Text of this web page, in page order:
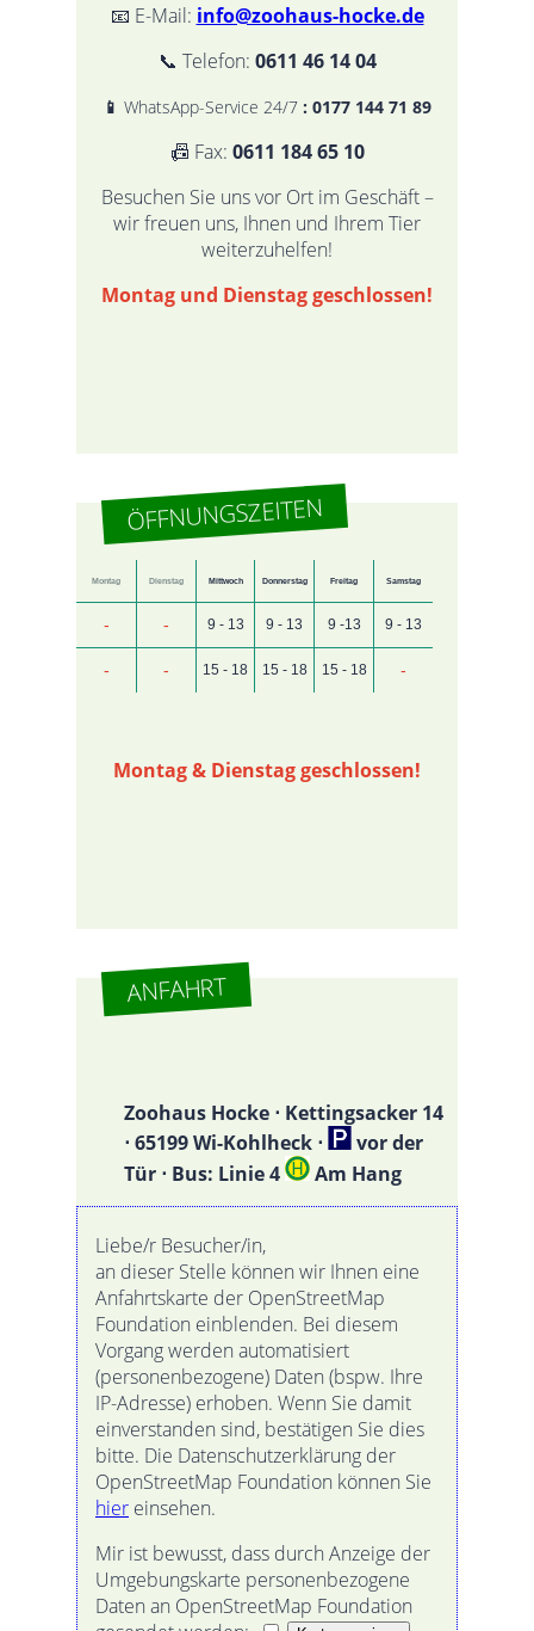
📧 E-Mail: info@zoohaus-hocke.de
📞 Telefon: 0611 46 14 04
📱 WhatsApp-Service 24/7 : 0177 144 71 89
📠 Fax: 0611 184 65 10
Besuchen Sie uns vor Ort im Geschäft –
wir freuen uns, Ihnen und Ihrem Tier
weiterzuhelfen!
Montag und Dienstag geschlossen!
ÖFFNUNGSZEITEN
Montag Dienstag Mittwoch Donnerstag Freitag Samstag
- - 9 - 13 9 - 13 9 -13 9 - 13
- - 15 - 18 15 - 18 15 - 18 -
Montag & Dienstag geschlossen!
ANFAHRT
Zoohaus Hocke ⋅ Kettingsacker 14
⋅ 65199 Wi-Kohlheck ⋅
vor der
Tür ⋅ Bus: Linie 4
Am Hang
Liebe/r Besucher/in,
an dieser Stelle können wir Ihnen eine
Anfahrtskarte der OpenStreetMap
Foundation einblenden. Bei diesem
Vorgang werden automatisiert
(personenbezogene) Daten (bspw. Ihre
IP-Adresse) erhoben. Wenn Sie damit
einverstanden sind, bestätigen Sie dies
bitte. Die Datenschutzerklärung der
OpenStreetMap Foundation können Sie
hier einsehen.
Mir ist bewusst, dass durch Anzeige der
Umgebungskarte personenbezogene
Daten an OpenStreetMap Foundation